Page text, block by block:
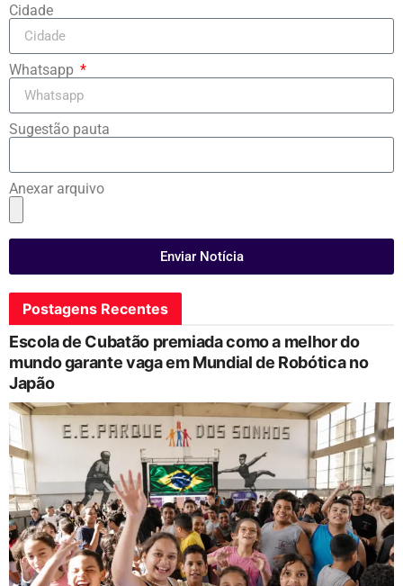
Cidade
Whatsapp
Sugestão pauta
Anexar arquivo
Enviar Notícia
Postagens Recentes
Escola de Cubatão premiada como a melhor do
mundo garante vaga em Mundial de Robótica no
Japão